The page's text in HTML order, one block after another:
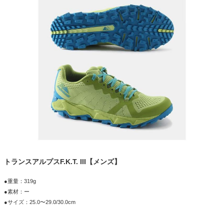
トランスアルプスF.K.T. III【メンズ】
●重量：319g
●素材：ー
●サイズ：25.0〜29.0/30.0cm